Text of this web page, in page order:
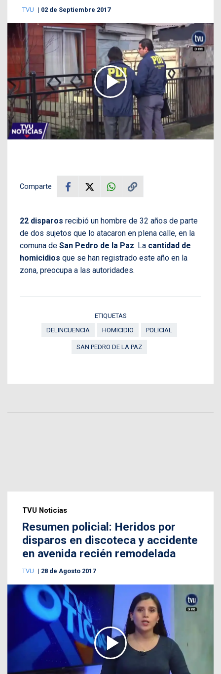
TVU 02 de Septiembre 2017
Comparte
22 disparos recibió un hombre de 32 años de parte
de dos sujetos que lo atacaron en plena calle, en la
comuna de San Pedro de la Paz. La cantidad de
homicidios que se han registrado este año en la
zona, preocupa a las autoridades.
ETIQUETAS
DELINCUENCIA
HOMICIDIO POLICIAL
SAN PEDRO DE LA PAZ
TVU Noticias
Resumen policial: Heridos por
disparos en discoteca y accidente
en avenida recién remodelada
TVU 28 de Agosto 2017